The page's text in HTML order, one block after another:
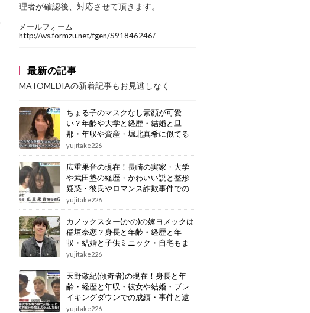
理者が確認後、対応させて頂きます。
メールフォーム
http://ws.formzu.net/fgen/S91846246/
最新の記事
MATOMEDIAの新着記事もお見逃しなく
ちょる子のマスクなし素顔が可愛
い？年齢や大学と経歴・結婚と旦
那・年収や資産・堀北真希に似てる
画像もまとめ
yujitake226
広重果音の現在！長崎の実家・大学
や武田塾の経歴・かわいい説と整形
疑惑・彼氏やロマンス詐欺事件での
逮捕もまとめ
yujitake226
カノックスター(かの)の嫁ヨメックは
稲垣奈恋？身長と年齢・経歴と年
収・結婚と子供ミニック・自宅もま
とめ
yujitake226
天野敬紀(傾奇者)の現在！身長と年
齢・経歴と年収・彼女や結婚・ブレ
イキングダウンでの成績・事件と逮
捕もまとめ
yujitake226